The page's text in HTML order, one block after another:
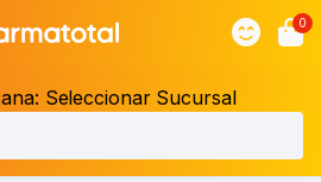
0
Seleccionar Sucursal